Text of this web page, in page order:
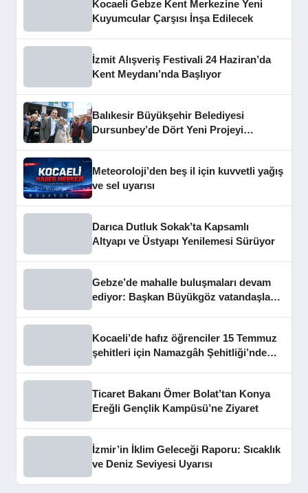
Kocaeli Gebze Kent Merkezine Yeni
Kuyumcular Çarşısı İnşa Edilecek
İzmit Alışveriş Festivali 24 Haziran’da
Kent Meydanı’nda Başlıyor
Balıkesir Büyükşehir Belediyesi
Dursunbey’de Dört Yeni Projeyi
Meteoroloji’den beş il için kuvvetli yağış
ve sel uyarısı
Darıca Dutluk Sokak’ta Kapsamlı
Altyapı ve Üstyapı Yenilemesi Sürüyor
Gebze’de mahalle buluşmaları devam
ediyor: Başkan Büyükgöz vatandaşları
Kocaeli’de hafız öğrenciler 15 Temmuz
şehitleri için Namazgâh Şehitliği’nde
Ticaret Bakanı Ömer Bolat’tan Konya
Ereğli Gençlik Kampüsü’ne Ziyaret
İzmir’in İklim Geleceği Raporu: Sıcaklık
ve Deniz Seviyesi Uyarısı